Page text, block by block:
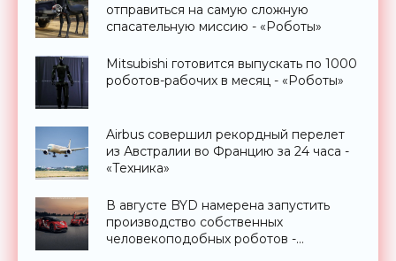
отправиться на самую сложную
спасательную миссию - «Роботы»
Mitsubishi готовится выпускать по 1000
роботов-рабочих в месяц - «Роботы»
Airbus совершил рекордный перелет
из Австралии во Францию за 24 часа -
«Техника»
В августе BYD намерена запустить
производство собственных
человекоподобных роботов -